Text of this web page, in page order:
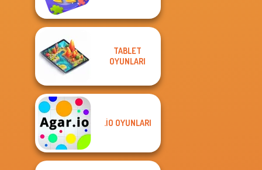
TABLET
OYUNLARI
.IO OYUNLARI